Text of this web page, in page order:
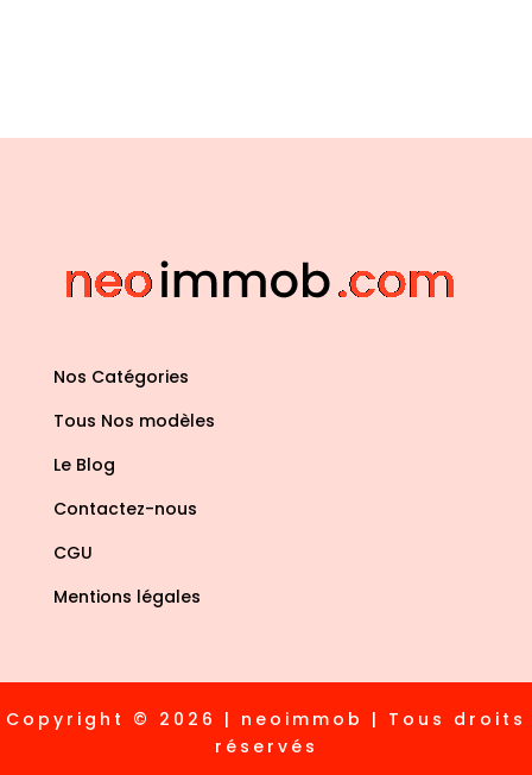
Nos Catégories
Tous Nos modèles
Le Blog
Contactez-nous
CGU
Mentions légales
Copyright © 2026 | neoimmob | Tous droits
réservés